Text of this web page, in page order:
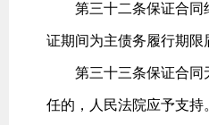
第三十二条保证合同约
证期间为主债务履行期限
第三十三条保证合同无
任的，人民法院应予支持